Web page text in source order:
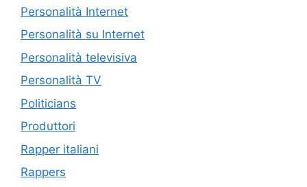
Personalità Internet
Personalità su Internet
Personalità televisiva
Personalità TV
Politicians
Produttori
Rapper italiani
Rappers